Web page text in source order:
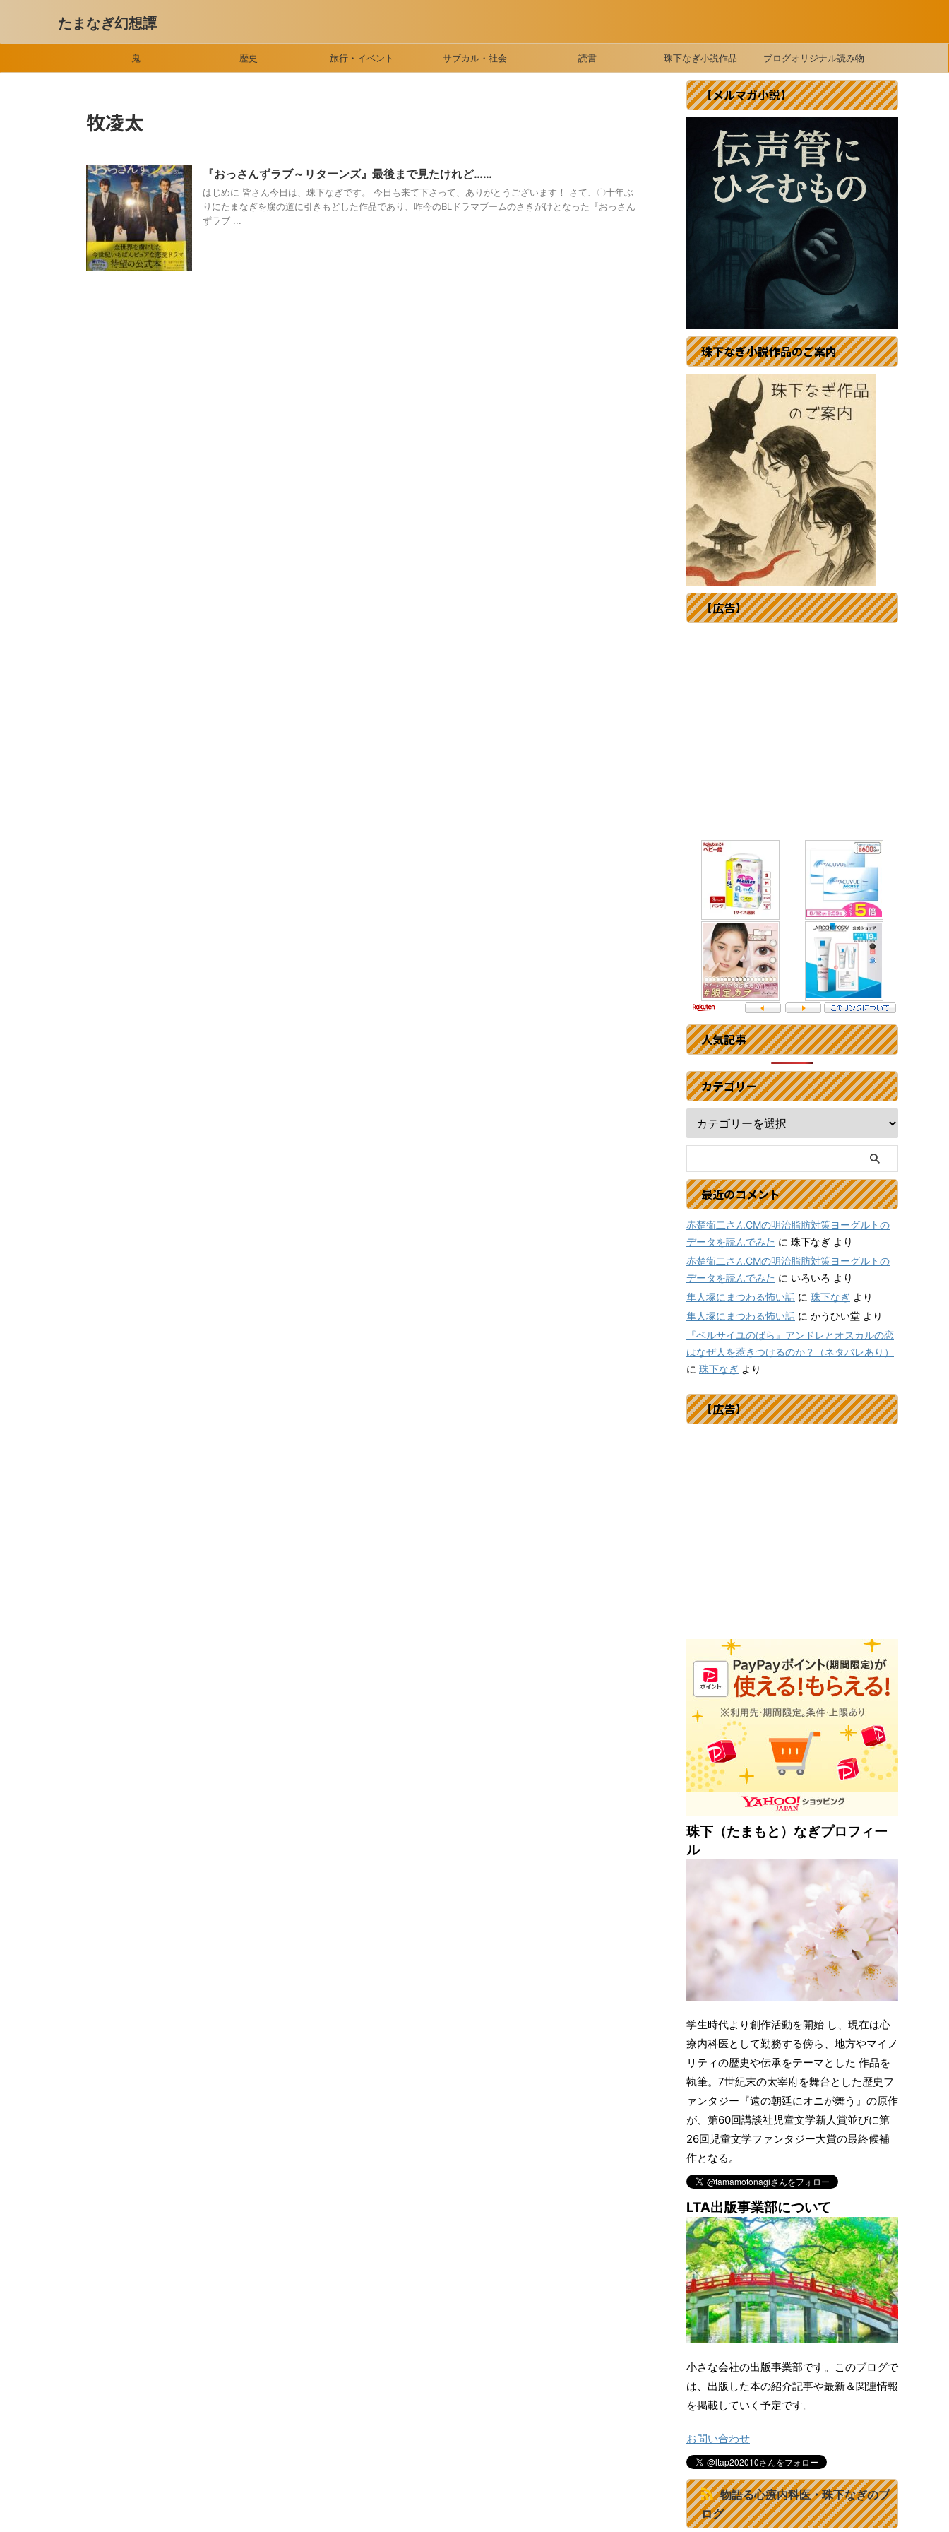
たまなぎ幻想譚
鬼 歴史 旅行・イベント サブカル・社会 読書 珠下なぎ小説作品 ブログオリジナル読み物
牧凌太
『おっさんずラブ～リターンズ』最後まで見たけれど……
はじめに 皆さん今日は、珠下なぎです。 今日も来て下さって、ありがとうございます！ さて、〇十年ぶ
りにたまなぎを腐の道に引きもどした作品であり、昨今のBLドラマブームのさきがけとなった『おっさん
ずラブ ...
【メルマガ小説】
珠下なぎ小説作品のご案内
【広告】
人気記事
カテゴリー
最近のコメント
赤楚衛二さんCMの明治脂肪対策ヨーグルトの
データを読んでみた に 珠下なぎ より
赤楚衛二さんCMの明治脂肪対策ヨーグルトの
データを読んでみた に いろいろ より
隼人塚にまつわる怖い話 に 珠下なぎ より
隼人塚にまつわる怖い話 に かうひい堂 より
『ベルサイユのばら』アンドレとオスカルの恋
はなぜ人を惹きつけるのか？（ネタバレあり）
に 珠下なぎ より
【広告】
珠下（たまもと）なぎプロフィー
ル
学生時代より創作活動を開始 し、現在は心
療内科医として勤務する傍ら、地方やマイノ
リティの歴史や伝承をテーマとした 作品を
執筆。7世紀末の太宰府を舞台とした歴史フ
ァンタジー『遠の朝廷にオニが舞う』の原作
が、第60回講談社児童文学新人賞並びに第
26回児童文学ファンタジー大賞の最終候補
作となる。
LTA出版事業部について
小さな会社の出版事業部です。このブログで
は、出版した本の紹介記事や最新＆関連情報
を掲載していく予定です。
お問い合わせ
物語る心療内科医・珠下なぎのブ
ログ